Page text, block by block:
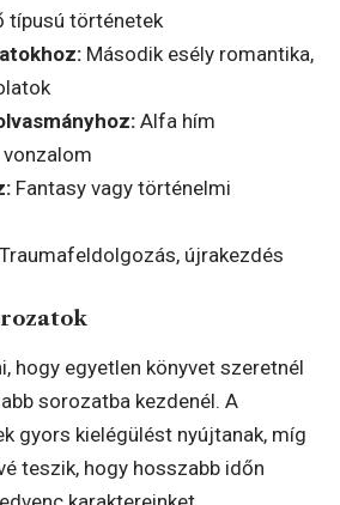
típusú történetek
Második esély romantika,
Alfa hím
vonzalom
Fantasy vagy történelmi
Traumafeldolgozás, újrakezdés
hogy egyetlen könyvet szeretnél
sorozatba kezdenél. A
gyors kielégülést nyújtanak, míg
teszik, hogy hosszabb időn